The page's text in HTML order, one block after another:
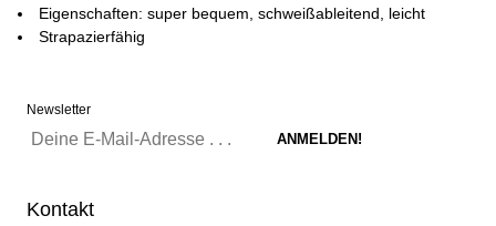
Eigenschaften: super bequem, schweißableitend, leicht
Strapazierfähig
Newsletter
Kontakt